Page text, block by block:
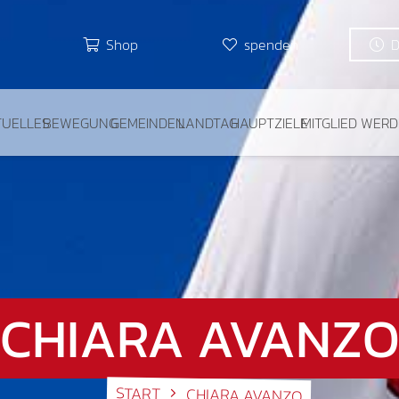
Shop spenden
BEWEGUNGGEMEINDENLANDTAGHAUPTZIELEMITGLIED
CHIARA AVANZO
START